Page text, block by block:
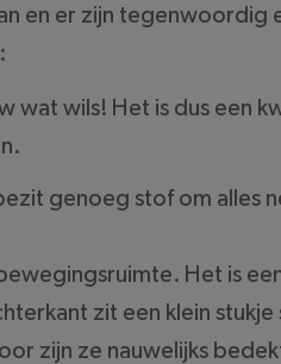
en er zijn tegenwoordig
wat wils! Het is dus een
genoeg stof om alles
Het is
zit een klein
zijn ze nauwelijks